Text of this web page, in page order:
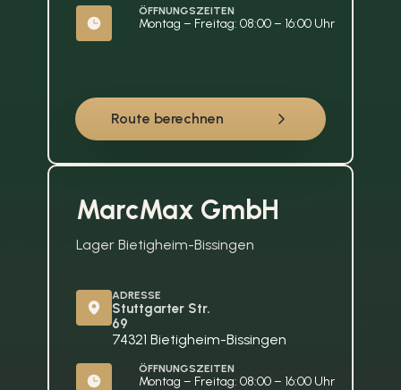
Route berechnen
ÖFFNUNGSZEITEN
Montag – Freitag: 08:00 – 16:00 Uhr
MarcMax GmbH
Lager Bietigheim-Bissingen
ADRESSE
Stuttgarter Str.
69
74321 Bietigheim-Bissingen
ÖFFNUNGSZEITEN
Montag – Freitag: 08:00 – 16:00 Uhr